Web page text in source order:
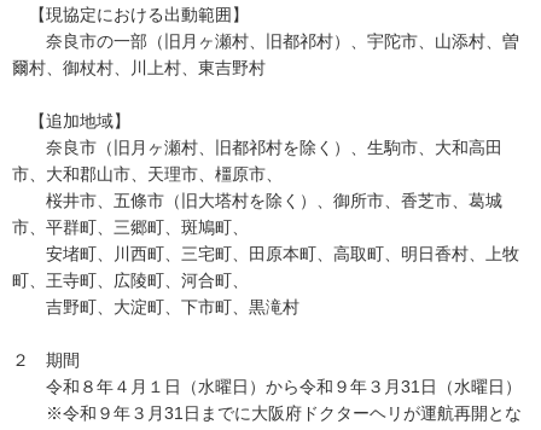
【現協定における出動範囲】
奈良市の一部（旧月ヶ瀬村、旧都祁村）、宇陀市、山添村、曽
爾村、御杖村、川上村、東吉野村
【追加地域】
奈良市（旧月ヶ瀬村、旧都祁村を除く）、生駒市、大和高田
市、大和郡山市、天理市、橿原市、
桜井市、五條市（旧大塔村を除く）、御所市、香芝市、葛城
市、平群町、三郷町、斑鳩町、
安堵町、川西町、三宅町、田原本町、高取町、明日香村、上牧
町、王寺町、広陵町、河合町、
吉野町、大淀町、下市町、黒滝村
２ 期間
令和８年４月１日（水曜日）から令和９年３月31日（水曜日）
※令和９年３月31日までに大阪府ドクターヘリが運航再開とな